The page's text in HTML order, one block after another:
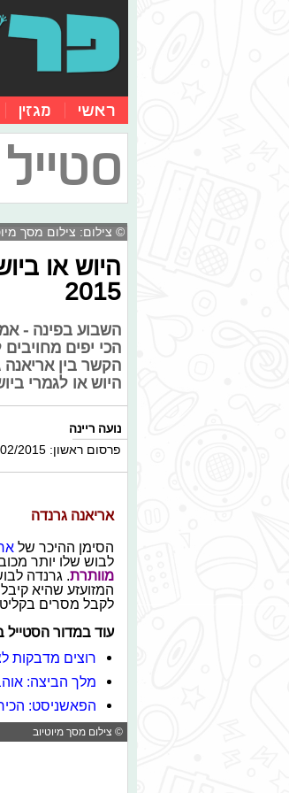
ראשי מגזין
סטייל
© צילום: צילום מסך
היוש או
2015
הכי יפים
הקשר בין אריאנה
היוש או לגמרי
נועה ריינה
פרסום ראשון: 09/02/2015, 11:26
אריאנה גרנדה
הסימן ההיכר של
לבוש שלו יותר
מוותרת. גרנדה
המזועזע שהיא
לקבל מסרים
עוד במדור הסטייל
רוצים מדבקות
מלך הביצה:
הפאשניסט:
© צילום מסך מיוטיוב